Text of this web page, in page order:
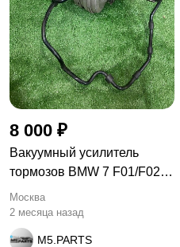
8 000 ₽
Вакуумный усилитель
тормозов BMW 7 F01/F02
F01
Москва
2 месяца назад
M5.PARTS